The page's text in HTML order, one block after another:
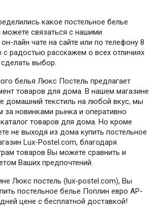
какое постельное белье
можете связаться с нашими
лайн чате на сайте или по телефону 8
с радостью расскажем о всех отличиях
выбор.
белья Люкс Постель предлагает
товаров для дома. В нашем магазине
домашний текстиль на любой вкус, мы
за новинками рынка и оперативно
товаров для дома. Но кроме
не выходя из дома купить постельное
Lux-Postel.com, благодаря
товаров Вы можете сравнить и
Ваших предпочтений.
Люкс постель (lux-postel.com), Вы
постельное белье Поплин евро AP-
цене с бесплатной доставкой!